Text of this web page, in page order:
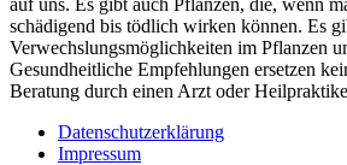
schädigend bis tödlich wirken können. Es
Verwechslungsmöglichkeiten im Pflanzen
Gesundheitliche Empfehlungen ersetzen
Beratung durch einen Arzt oder
Datenschutzerklärung
Impressum